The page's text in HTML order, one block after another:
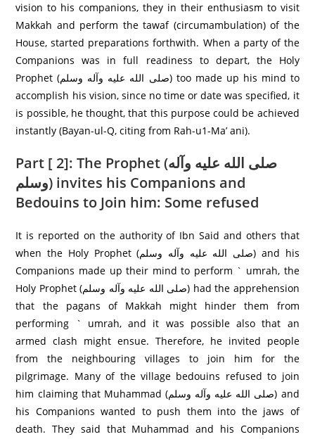
vision to his companions, they in their enthusiasm to visit
Makkah and perform the tawaf (circumambulation) of the
House, started preparations forthwith. When a party of the
Companions was in full readiness to depart, the Holy
Prophet (صلى الله عليه وآله وسلم) too made up his mind to
accomplish his vision, since no time or date was specified, it
is possible, he thought, that this purpose could be achieved
instantly (Bayan-ul-Q, citing from Rah-u1-Ma’ ani).
Part [ 2]: The Prophet (صلى الله عليه وآله
وسلم) invites his Companions and
Bedouins to Join him: Some refused
It is reported on the authority of Ibn Said and others that
when the Holy Prophet (صلى الله عليه وآله وسلم) and his
Companions made up their mind to perform ` umrah, the
Holy Prophet (صلى الله عليه وآله وسلم) had the apprehension
that the pagans of Makkah might hinder them from
performing ` umrah, and it was possible also that an
armed clash might ensue. Therefore, he invited people
from the neighbouring villages to join him for the
pilgrimage. Many of the village bedouins refused to join
him claiming that Muhammad (صلى الله عليه وآله وسلم) and
his Companions wanted to push them into the jaws of
death. They said that Muhammad and his Companions